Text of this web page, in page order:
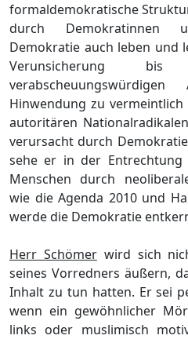
formaldemokratische
durch Demokratinnen
Demokratie auch leben und
Verunsicherung
verabscheuungswürdigen
Hinwendung zu vermeintlich
autoritären Natio
verursacht durch
sehe er in der Entrechtung
Menschen durch
wie die Agenda 2010 und
werde die Demokratie
Herr Schömerwird sich
seines Vorredners äußern,
Inhalt zu tun hatten. Er sei
wenn ein gewöhnlicher Mö
links oder muslimisch